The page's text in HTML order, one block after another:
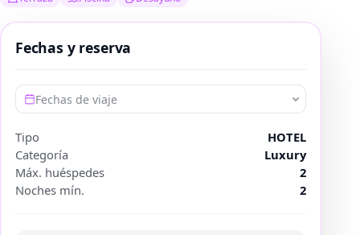
Fechas y reserva
Fechas de viaje
Tipo
HOTEL
Categoría
Luxury
Máx. huéspedes
2
Noches mín.
2